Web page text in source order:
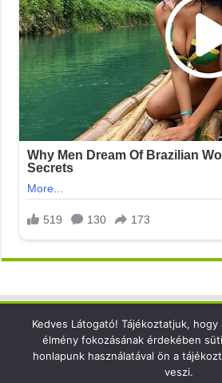
Elérhetőség
Kedves Látogató! Tájékoztatjuk,
élmény fokozásának érdekében
honlapunk használatával ön a
veszi.